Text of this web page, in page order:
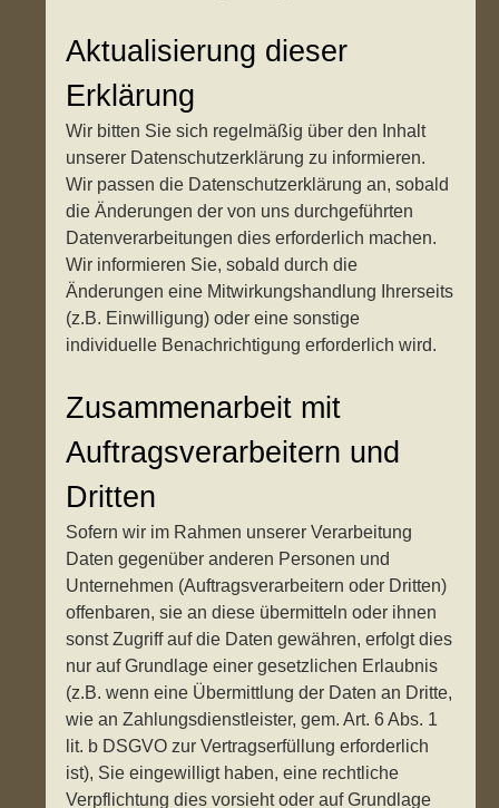
Aktualisierung dieser
Erklärung
Wir bitten Sie sich regelmäßig über den Inhalt
unserer Datenschutzerklärung zu informieren.
Wir passen die Datenschutzerklärung an, sobald
die Änderungen der von uns durchgeführten
Datenverarbeitungen dies erforderlich machen.
Wir informieren Sie, sobald durch die
Änderungen eine Mitwirkungshandlung Ihrerseits
(z.B. Einwilligung) oder eine sonstige
individuelle Benachrichtigung erforderlich wird.
Zusammenarbeit mit
Auftragsverarbeitern und
Dritten
Sofern wir im Rahmen unserer Verarbeitung
Daten gegenüber anderen Personen und
Unternehmen (Auftragsverarbeitern oder Dritten)
offenbaren, sie an diese übermitteln oder ihnen
sonst Zugriff auf die Daten gewähren, erfolgt dies
nur auf Grundlage einer gesetzlichen Erlaubnis
(z.B. wenn eine Übermittlung der Daten an Dritte,
wie an Zahlungsdienstleister, gem. Art. 6 Abs. 1
lit. b DSGVO zur Vertragserfüllung erforderlich
ist), Sie eingewilligt haben, eine rechtliche
Verpflichtung dies vorsieht oder auf Grundlage